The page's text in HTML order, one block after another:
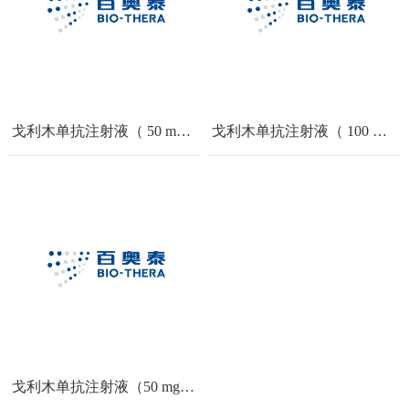
戈利木单抗注射液（ 50 mg/0.5 mL） 戈利木单抗注射液（ 100 mg/ mL）
戈利木单抗注射液（50 mg/4 mL）